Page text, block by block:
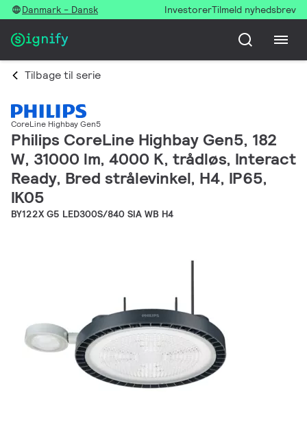
Danmark - Dansk InvestorerTilmeld nyhedsbrev
Tilbage til serie
CoreLine Highbay Gen5
Philips CoreLine Highbay Gen5, 182
W, 31000 lm, 4000 K, trådløs, Interact
Ready, Bred strålevinkel, H4, IP65,
IK05
BY122X G5 LED300S/840 SIA WB H4